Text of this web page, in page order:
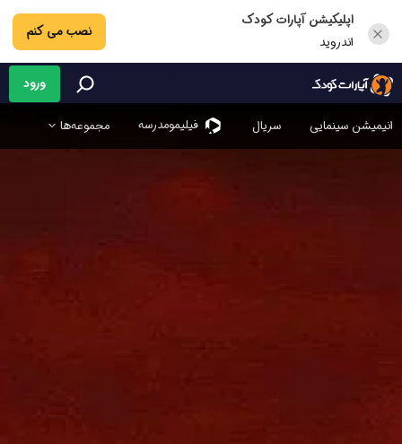
اپلیکیشن آپارات کودک
اندروید
نصب می کنم
انیمیشن سینمایی سریال فیلیمو‌مدرسه مجموعه‌ها
ورود